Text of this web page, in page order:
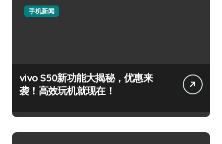
手机新闻
vivo S50新功能大揭秘，优惠来
袭！高效玩机就现在！